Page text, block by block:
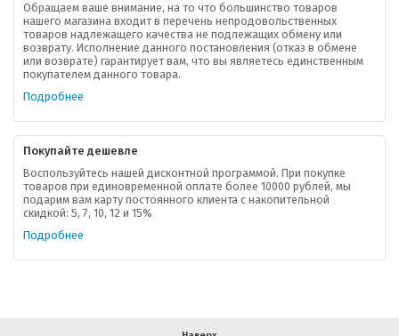
Обращаем ваше внимание, на то что большинство товаров
нашего магазина входит в перечень непродовольственных
товаров надлежащего качества не подлежащих обмену или
возврату. Исполнение данного постановления (отказ в обмене
или возврате) гарантирует вам, что вы являетесь единственным
покупателем данного товара.
Подробнее
Покупайте дешевле
Воспользуйтесь нашей дисконтной программой. При покупке
товаров при единовременной оплате более 10000 рублей, мы
подарим вам карту постоянного клиента с накопительной
скидкой: 5, 7, 10, 12 и 15%
Подробнее
О компании
Ваша скидка
Контактная информация
В помощь покупателю
Форма обратной связи